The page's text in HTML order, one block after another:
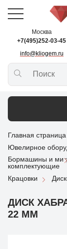
Москва
+7(495)252-03-45
info@kliogem.ru
Главная страница
Ювелирное
Бормашины и
комплектующие
Крацовки
ДИСК
22 ММ